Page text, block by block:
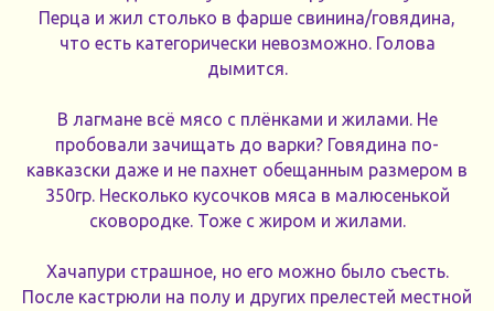
Перца и жил столько в фарше свинина/говядина,
что есть категорически невозможно. Голова
дымится.
В лагмане всё мясо с плёнками и жилами. Не
пробовали зачищать до варки? Говядина по-
кавказски даже и не пахнет обещанным размером в
350гр. Несколько кусочков мяса в малюсенькой
сковородке. Тоже с жиром и жилами.
Хачапури страшное, но его можно было съесть.
После кастрюли на полу и других прелестей местной